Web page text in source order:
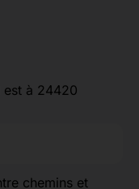
est à 24420
chemins et